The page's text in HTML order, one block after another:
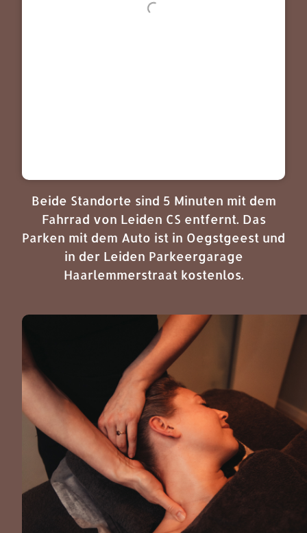
Beide Standorte sind 5 Minuten mit dem
Fahrrad von Leiden CS entfernt. Das
Parken mit dem Auto ist in Oegstgeest und
in der Leiden Parkeergarage
Haarlemmerstraat kostenlos.